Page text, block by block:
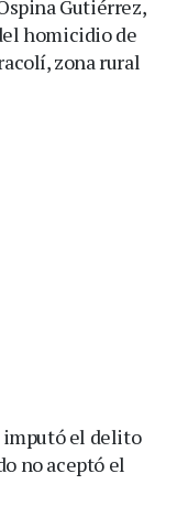
Gutiérrez,
homicidio de
zona rural
imputó el delito
no aceptó el